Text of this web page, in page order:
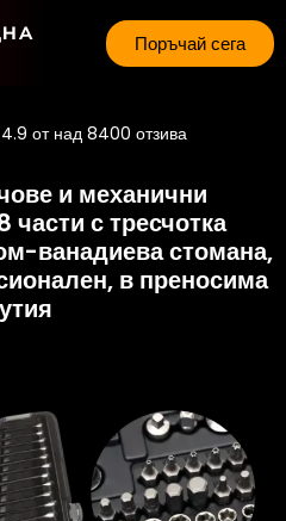
Поръчай сега
от над 8400 отзива
и механични
части с тресчотка
ванадиева стомана,
в преносима